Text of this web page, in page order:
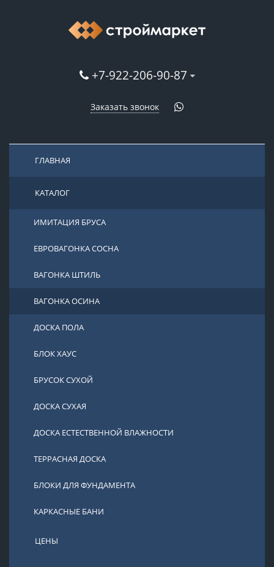
+7-922-206-90-87
Заказать звонок
ГЛАВНАЯ
КАТАЛОГ
ИМИТАЦИЯ БРУСА
ЕВРОВАГОНКА СОСНА
ВАГОНКА ШТИЛЬ
ВАГОНКА ОСИНА
ДОСКА ПОЛА
БЛОК ХАУС
БРУСОК СУХОЙ
ДОСКА СУХАЯ
ДОСКА ЕСТЕСТВЕННОЙ ВЛАЖНОСТИ
ТЕРРАСНАЯ ДОСКА
БЛОКИ ДЛЯ ФУНДАМЕНТА
КАРКАСНЫЕ БАНИ
ЦЕНЫ